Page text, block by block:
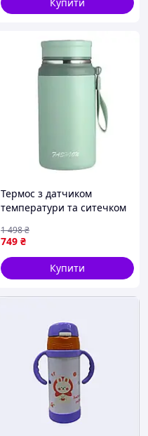
Термос з датчиком
температури та ситечком
20GR оливковий
749 ₴
1 498₴
Купити